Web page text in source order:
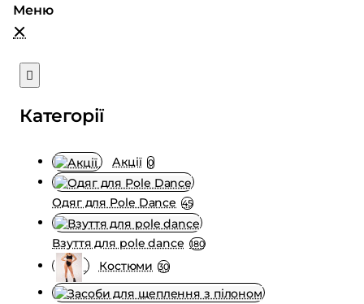
Категорії
Акції 0
Одяг для Pole Dance 45
Взуття для pole dance 180
Костюми 30